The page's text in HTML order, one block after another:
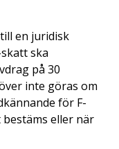
en juridisk
ska
på 30
inte göras om
för F-
eller när